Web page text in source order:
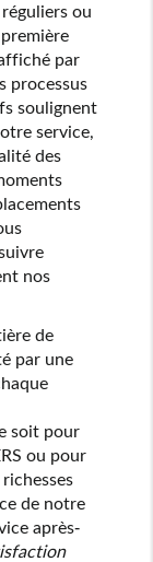
ou
par
processus
soulignent
service,
des
nos
de
par une
soit pour
ou pour
de notre
après-